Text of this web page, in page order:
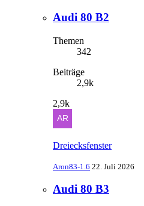
Audi 80 B2
Themen
342
Beiträge
2,9k
2,9k
Dreiecksfenster
Aron83-1.6 22. Juli 2026
Audi 80 B3